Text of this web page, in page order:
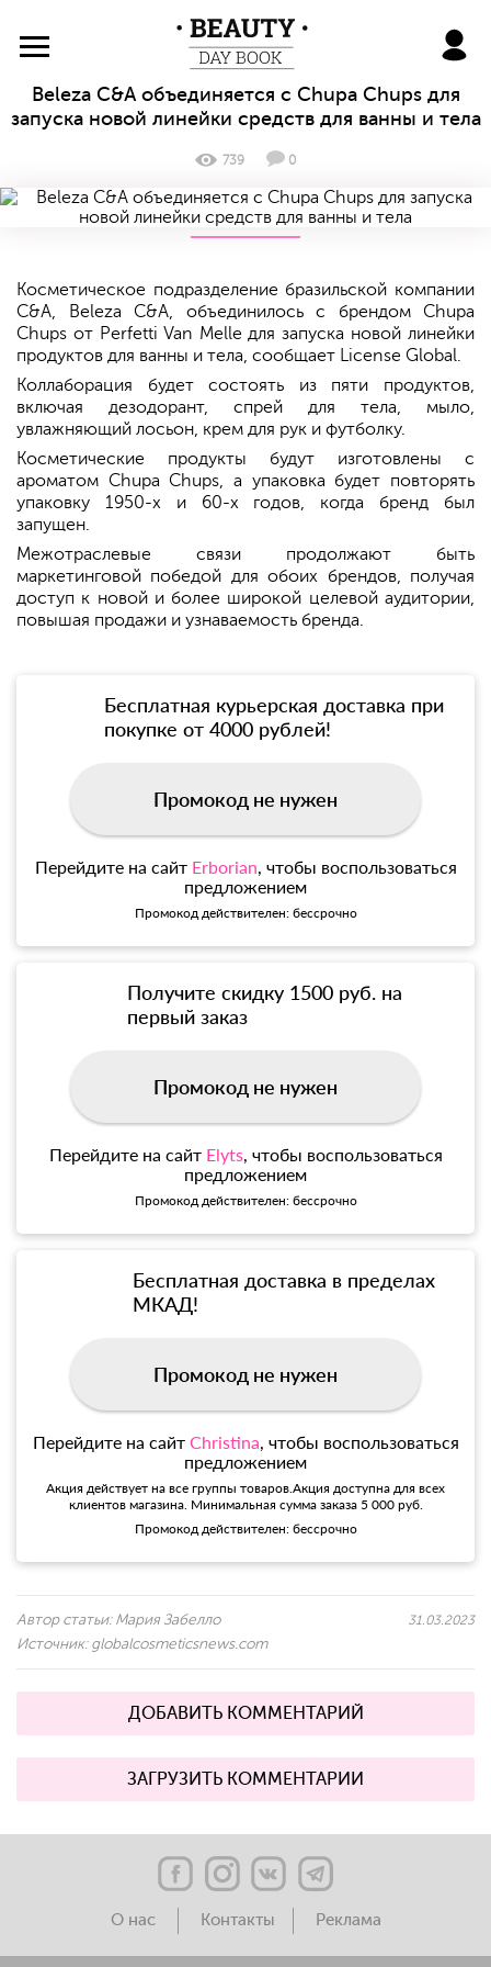
BeautyDayBook
Beleza C&A объединяется с Chupa Chups для
запуска новой линейки средств для ванны и тела
739 0
Косметическое подразделение бразильской компании
C&A, Beleza C&A, объединилось с брендом Chupa
Chups от Perfetti Van Melle для запуска новой линейки
продуктов для ванны и тела, сообщает License Global.
Коллаборация будет состоять из пяти продуктов,
включая дезодорант, спрей для тела, мыло,
увлажняющий лосьон, крем для рук и футболку.
Косметические продукты будут изготовлены с
ароматом Chupa Chups, а упаковка будет повторять
упаковку 1950-х и 60-х годов, когда бренд был
запущен.
Межотраслевые связи продолжают быть
маркетинговой победой для обоих брендов, получая
доступ к новой и более широкой целевой аудитории,
повышая продажи и узнаваемость бренда.
Бесплатная курьерская доставка при
покупке от 4000 рублей!
Промокод не нужен
Перейдите на сайт Erborian, чтобы воспользоваться
предложением
Промокод действителен: бессрочно
Получите скидку 1500 руб. на
первый заказ
Промокод не нужен
Перейдите на сайт Elyts, чтобы воспользоваться
предложением
Промокод действителен: бессрочно
Бесплатная доставка в пределах
МКАД!
Промокод не нужен
Перейдите на сайт Christina, чтобы воспользоваться
предложением
Акция действует на все группы товаров.Акция доступна для всех
клиентов магазина. Минимальная сумма заказа 5 000 руб.
Промокод действителен: бессрочно
Автор статьи: Мария Забелло
Источник: globalcosmeticsnews.com
31.03.2023
ДОБАВИТЬ КОММЕНТАРИЙ
ЗАГРУЗИТЬ КОММЕНТАРИИ
О нас Контакты Реклама